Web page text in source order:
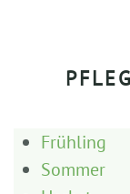
Frühling
Sommer